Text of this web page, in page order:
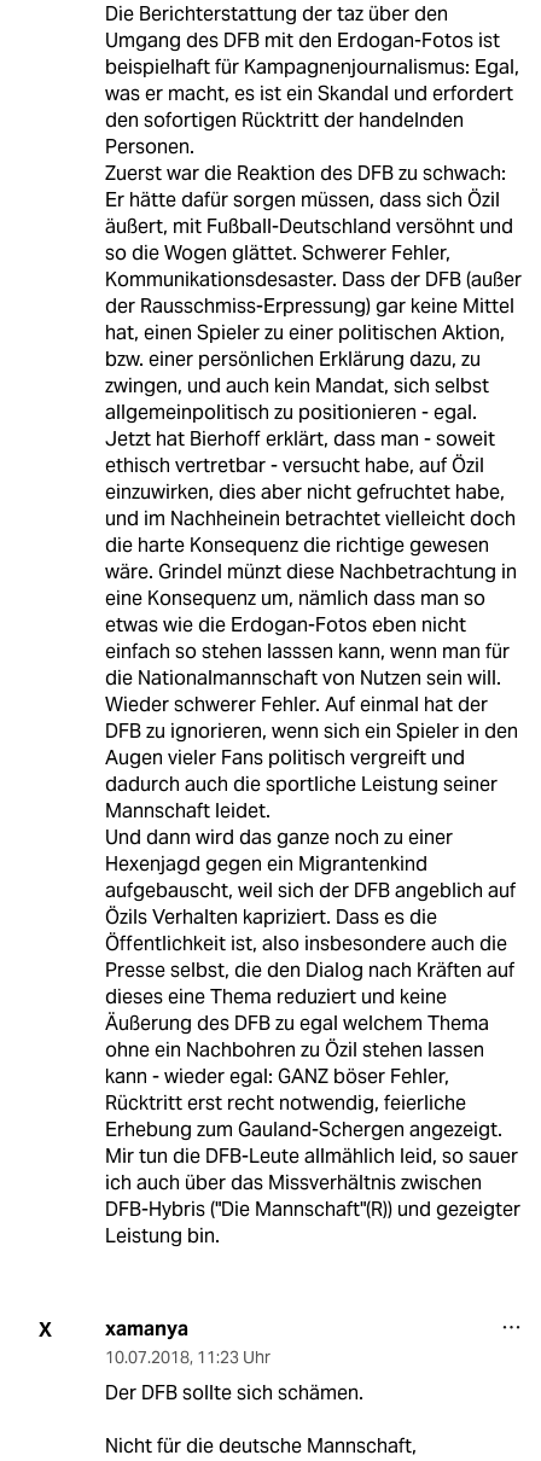
Die Berichterstattung der taz über den
Umgang des DFB mit den Erdogan-Fotos ist
beispielhaft für Kampagnenjournalismus: Egal,
was er macht, es ist ein Skandal und erfordert
den sofortigen Rücktritt der handelnden
Personen.
Zuerst war die Reaktion des DFB zu schwach:
Er hätte dafür sorgen müssen, dass sich Özil
äußert, mit Fußball-Deutschland versöhnt und
so die Wogen glättet. Schwerer Fehler,
Kommunikationsdesaster. Dass der DFB (außer
der Rausschmiss-Erpressung) gar keine Mittel
hat, einen Spieler zu einer politischen Aktion,
bzw. einer persönlichen Erklärung dazu, zu
zwingen, und auch kein Mandat, sich selbst
allgemeinpolitisch zu positionieren - egal.
Jetzt hat Bierhoff erklärt, dass man - soweit
ethisch vertretbar - versucht habe, auf Özil
einzuwirken, dies aber nicht gefruchtet habe,
und im Nachheinein betrachtet vielleicht doch
die harte Konsequenz die richtige gewesen
wäre. Grindel münzt diese Nachbetrachtung in
eine Konsequenz um, nämlich dass man so
etwas wie die Erdogan-Fotos eben nicht
einfach so stehen lasssen kann, wenn man für
die Nationalmannschaft von Nutzen sein will.
Wieder schwerer Fehler. Auf einmal hat der
DFB zu ignorieren, wenn sich ein Spieler in den
Augen vieler Fans politisch vergreift und
dadurch auch die sportliche Leistung seiner
Mannschaft leidet.
Und dann wird das ganze noch zu einer
Hexenjagd gegen ein Migrantenkind
aufgebauscht, weil sich der DFB angeblich auf
Özils Verhalten kapriziert. Dass es die
Öffentlichkeit ist, also insbesondere auch die
Presse selbst, die den Dialog nach Kräften auf
dieses eine Thema reduziert und keine
Äußerung des DFB zu egal welchem Thema
ohne ein Nachbohren zu Özil stehen lassen
kann - wieder egal: GANZ böser Fehler,
Rücktritt erst recht notwendig, feierliche
Erhebung zum Gauland-Schergen angezeigt.
Mir tun die DFB-Leute allmählich leid, so sauer
ich auch über das Missverhältnis zwischen
DFB-Hybris ("Die Mannschaft"(R)) und gezeigter
Leistung bin.
X xamanya
10.07.2018, 11:23 Uhr
Der DFB sollte sich schämen.
Nicht für die deutsche Mannschaft,